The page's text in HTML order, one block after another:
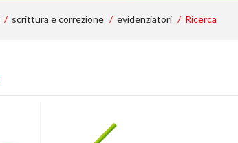
scrittura e correzione evidenziatori Ricerca